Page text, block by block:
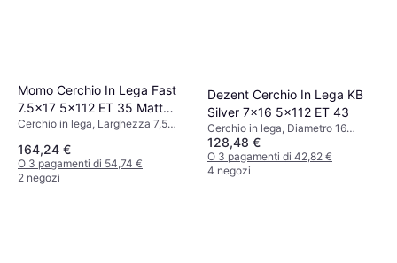
Momo Cerchio In Lega Fast
7.5x17 5x112 ET 35 Matt
Black
Cerchio in lega, Larghezza 7,5
164,24 €
O 3 pagamenti di 54,74 €
2 negozi
Dezent Cerchio In Lega KB
Silver 7x16 5x112 ET 43
Cerchio in lega, Diametro 16
pollici, Argento
128,48 €
O 3 pagamenti di 42,82 €
4 negozi